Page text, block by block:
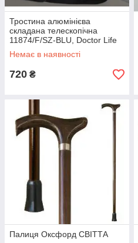
Тростина алюмінієва
складана телескопічна
11874/F/SZ-BLU, Doctor Life
Немає в наявності
720 ₴
Палиця Оксфорд СВІТТА